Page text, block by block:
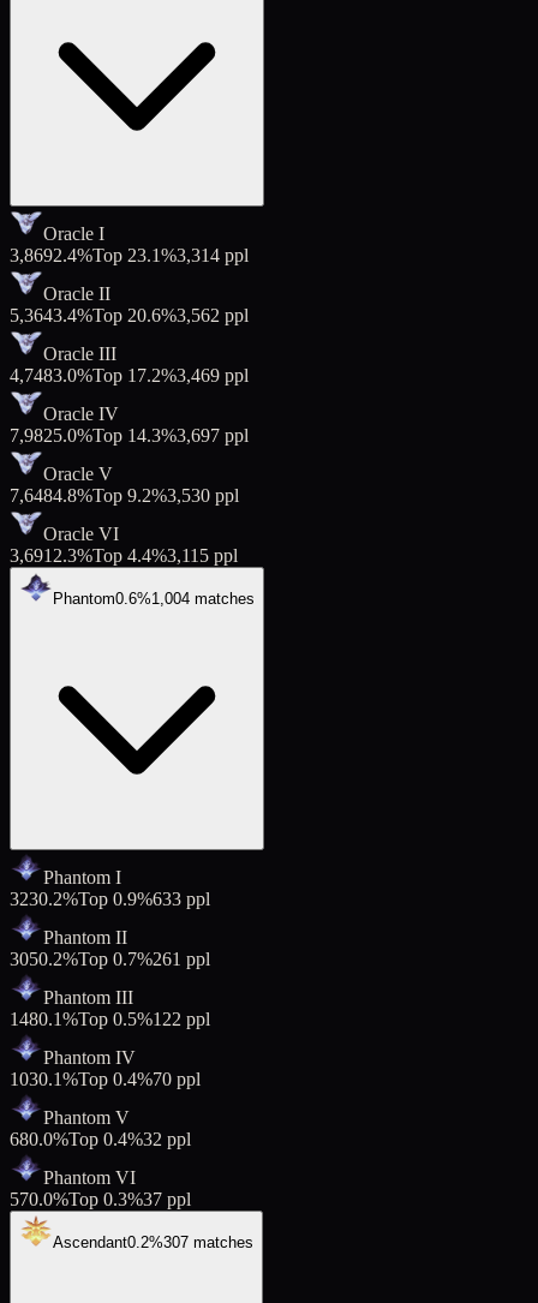
Oracle I
3,8692.4%Top 23.1%3,314 ppl
Oracle II
5,3643.4%Top 20.6%3,562 ppl
Oracle III
4,7483.0%Top 17.2%3,469 ppl
Oracle IV
7,9825.0%Top 14.3%3,697 ppl
Oracle V
7,6484.8%Top 9.2%3,530 ppl
Oracle VI
3,691 2.3%Top 4.4%3,115 ppl
Phantom0.6%1,004 matches
Phantom I
3230.2%Top 0.9%633 ppl
Phantom II
3050.2%Top 0.7%261 ppl
Phantom III
1480.1%Top 0.5%122 ppl
Phantom IV
1030.1%Top 0.4%70 ppl
Phantom V
680.0%Top 0.4%32 ppl
Phantom VI
570.0%Top 0.3%37 ppl
Ascendant0.2%307 matches